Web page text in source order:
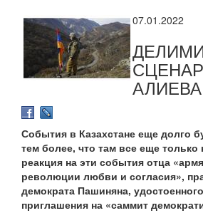
07.01.2022
АЛИЕВА
События в Казахстане еще долго
тем более, что там все еще только
реакция на эти события отца
революции любви и согласия»,
демократа Пашиняна,
приглашения на «саммит